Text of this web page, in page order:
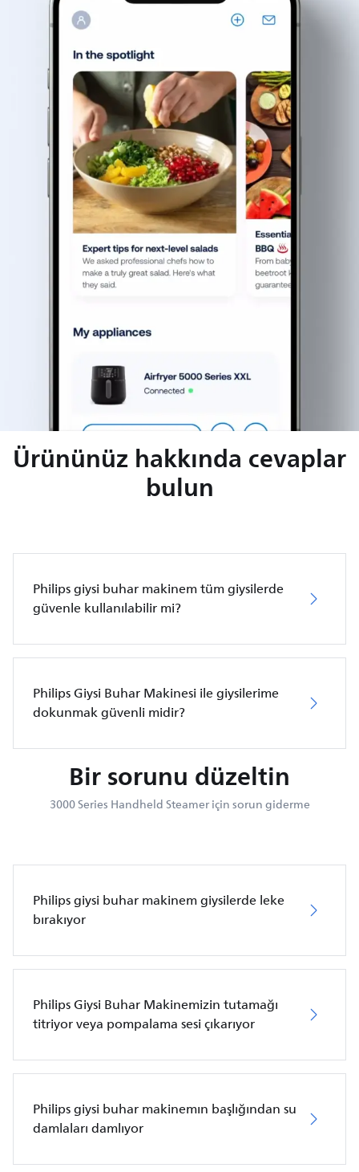
Ürününüz hakkında cevaplar
bulun
Philips giysi buhar makinem tüm giysilerde
güvenle kullanılabilir mi?
Philips Giysi Buhar Makinesi ile giysilerime
dokunmak güvenli midir?
Bir sorunu düzeltin
3000 Series Handheld Steamer için sorun giderme
Philips giysi buhar makinem giysilerde leke
bırakıyor
Philips Giysi Buhar Makinemizin tutamağı
titriyor veya pompalama sesi çıkarıyor
Philips giysi buhar makinemın başlığından su
damlaları damlıyor